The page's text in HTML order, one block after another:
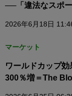
──「違法なスポ
2026年6月18日
マーケット
ワールドカップ
300％増＝The